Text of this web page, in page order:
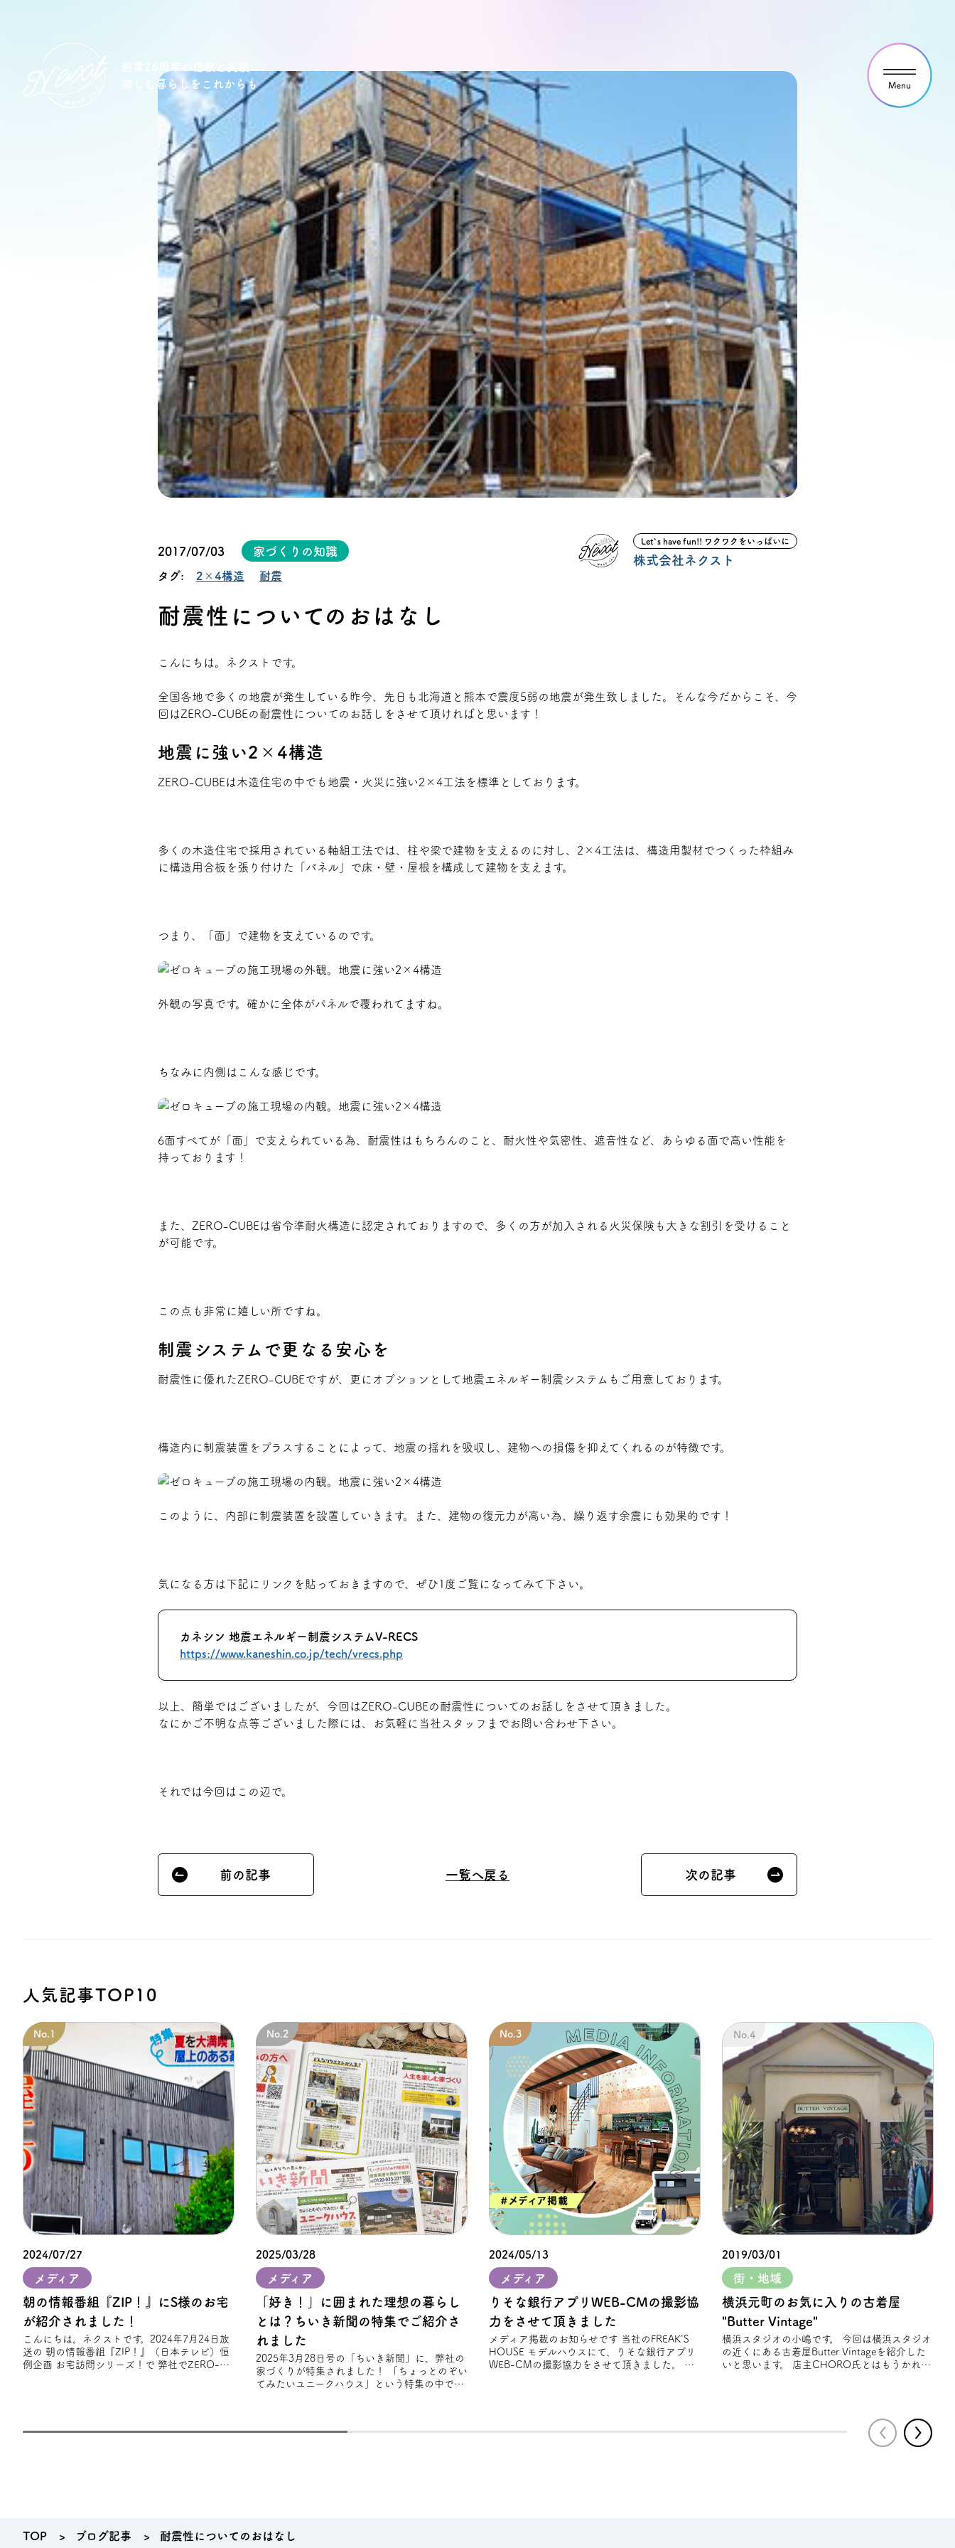
創業26周年の信頼と実績
楽しむ暮らしをこれからも
想い
住宅商品
イベント
オススメ物件
オーナー様インタビュー
ごあいさつ
チーム紹介
アクセス
会社案内
モデルハウス見学・ご予約
お問い合わせ
会員登録
資料請求
オンライン無料相談
お電話
定休: 水曜・第一火曜
船橋スタジオ
さいたまスタジオ
公式アカウント
2017/07/03 家づくりの知識
タグ: 2×4構造 耐震
Let`s have fun!! ワクワクをいっぱいに
株式会社ネクスト
耐震性についてのおはなし
こんにちは。ネクストです。
全国各地で多くの地震が発生している昨今、先日も北海道と熊本で震度5弱の地震が発生致しました。そんな今だからこそ、今
回はZERO-CUBEの耐震性についてのお話しをさせて頂ければと思います！
地震に強い2×4構造
ZERO-CUBEは木造住宅の中でも地震・火災に強い2×4工法を標準としております。
多くの木造住宅で採用されている軸組工法では、柱や梁で建物を支えるのに対し、2×4工法は、構造用製材でつくった枠組み
に構造用合板を張り付けた「パネル」で床・壁・屋根を構成して建物を支えます。
つまり、「面」で建物を支えているのです。
外観の写真です。確かに全体がパネルで覆われてますね。
ちなみに内側はこんな感じです。
6面すべてが「面」で支えられている為、耐震性はもちろんのこと、耐火性や気密性、遮音性など、あらゆる面で高い性能を
持っております！
また、ZERO-CUBEは省令準耐火構造に認定されておりますので、多くの方が加入される火災保険も大きな割引を受けること
が可能です。
この点も非常に嬉しい所ですね。
制震システムで更なる安心を
耐震性に優れたZERO-CUBEですが、更にオプションとして地震エネルギー制震システムもご用意しております。
構造内に制震装置をプラスすることによって、地震の揺れを吸収し、建物への損傷を抑えてくれるのが特徴です。
このように、内部に制震装置を設置していきます。また、建物の復元力が高い為、繰り返す余震にも効果的です！
気になる方は下記にリンクを貼っておきますので、ぜひ1度ご覧になってみて下さい。
カネシン 地震エネルギー制震システムV-RECS
https://www.kaneshin.co.jp/tech/vrecs.php
以上、簡単ではございましたが、今回はZERO-CUBEの耐震性についてのお話しをさせて頂きました。
なにかご不明な点等ございました際には、お気軽に当社スタッフまでお問い合わせ下さい。
それでは今回はこの辺で。
前の記事 次の記事
一覧へ戻る
人気記事TOP10
2024/07/27
メディア
朝の情報番組『ZIP！』にS様のお宅
が紹介されました！
こんにちは。ネクストです。2024年7月24日放
送の 朝の情報番組『ZIP！』（日本テレビ）恒
例企画 お宅訪問シリーズ！で 弊社でZERO-
2025/03/28
メディア
「好き！」に囲まれた理想の暮らし
とは？ちいき新聞の特集でご紹介さ
れました
2025年3月28日号の「ちいき新聞」に、弊社の
家づくりが特集されました！ 「ちょっとのぞい
てみたいユニークハウス」という特集の中で、
2024/05/13
メディア
りそな銀⾏アプリWEB-CMの撮影協
力をさせて頂きました
メディア掲載のお知らせです 当社のFREAK'S
HOUSE モデルハウスにて、りそな銀⾏アプリ
WEB-CMの撮影協力をさせて頂きました。 春
2019/03/01
街・地域
横浜元町のお気に入りの古着屋
"Butter Vintage"
横浜スタジオの小嶋です。 今回は横浜スタジオ
の近くにある古着屋Butter Vintageを紹介した
いと思います。 店主CHORO氏とはもうかれこ
TOP ブログ記事 耐震性についてのおはなし